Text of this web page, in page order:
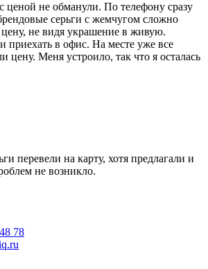
ценой не обманули. По телефону сразу
серьги с жемчугом сложно
цену, не видя украшение в живую.
приехать в офис. На месте уже все
цену. Меня устроило, так что я осталась
перевели на карту, хотя предлагали и
не возникло.
78